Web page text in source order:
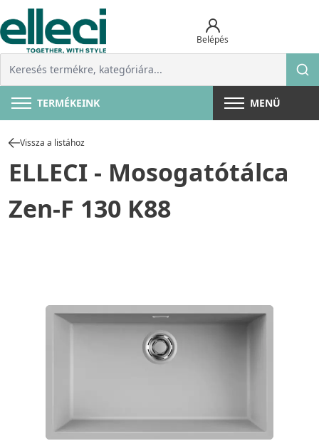
Belépés
TERMÉKEINK MENÜ
Vissza a listához
ELLECI - Mosogatótálca
Zen-F 130 K88